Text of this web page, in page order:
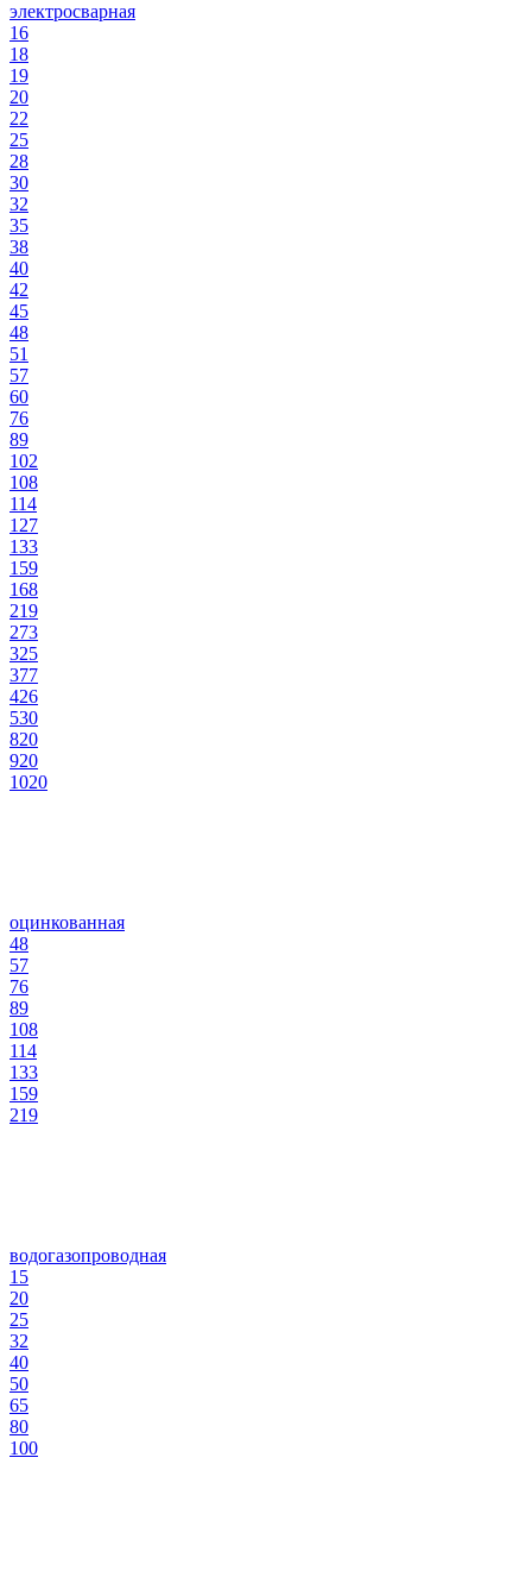
электросварная
16
18
19
20
22
25
28
30
32
35
38
40
42
45
48
51
57
60
76
89
102
108
114
127
133
159
168
219
273
325
377
426
530
820
920
1020
оцинкованная
48
57
76
89
108
114
133
159
219
водогазопроводная
15
20
25
32
40
50
65
80
100